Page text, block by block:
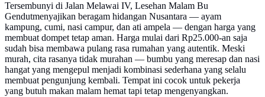
Tersembunyi di Jalan Melawai IV, Lesehan Malam Bu
Gendutmenyajikan beragam hidangan Nusantara — ayam
kampung, cumi, nasi campur, dan ati ampela — dengan harga yang
membuat dompet tetap aman. Harga mulai dari Rp25.000-an saja
sudah bisa membawa pulang rasa rumahan yang autentik. Meski
murah, cita rasanya tidak murahan — bumbu yang meresap dan nasi
hangat yang mengepul menjadi kombinasi sederhana yang selalu
membuat pengunjung kembali. Tempat ini cocok untuk pekerja
yang butuh makan malam hemat tapi tetap mengenyangkan.